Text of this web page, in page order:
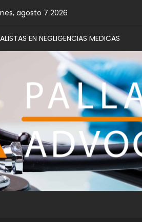
agosto 7 2026
EN NEGLIGENCIAS MEDICAS